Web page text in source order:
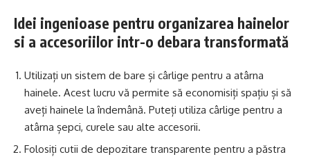
Idei ingenioase pentru organizarea hainelor
si a accesoriilor intr-o debara transformată
Utilizați un sistem de bare și cârlige pentru a atârna
hainele. Acest lucru vă permite să economisiți spațiu și să
aveți hainele la îndemână. Puteți utiliza cârlige pentru a
atârna șepci, curele sau alte accesorii.
Folosiți cutii de depozitare transparente pentru a păstra